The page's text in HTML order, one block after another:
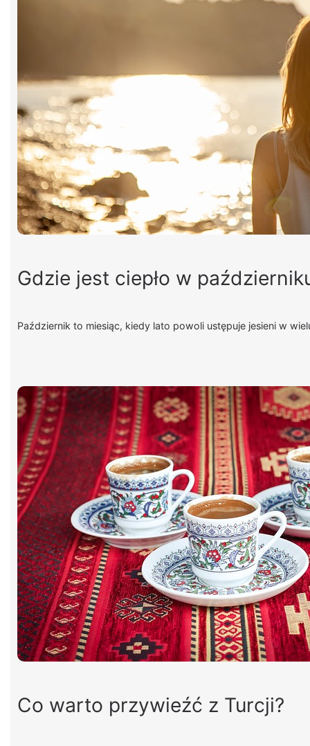
Gdzie jest ciepło w
Październik to miesiąc, kiedy lato powoli ustępuje jesieni w
Co warto przywieźć z Turcji?